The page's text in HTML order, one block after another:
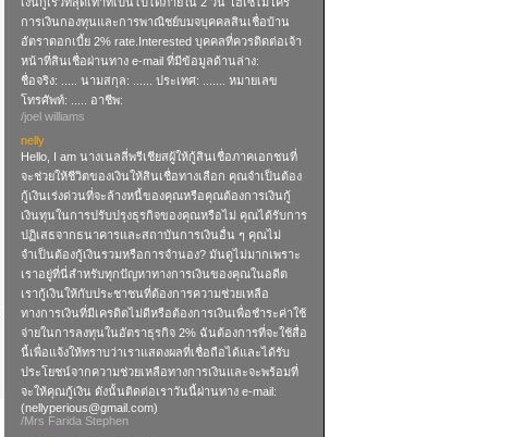
การเงินกองทุนและการพาณิชย์บมจบุคคลสินเชื่อบ้าน
อัตราดอกเบี้ย 2% rate.Interested บุคคลที่ควรติดต่อเจ้า
หน้าที่สินเชื่อผ่านทาง e-mail ที่มีข้อมูลด้านล่าง:
ชื่อจริง: ..... นามสกุล: ...... ประเทศ: ....... หมายเลข
โทรศัพท์: ..... อาชีพ:
/joel williams
nelly
Hello, I am นางเนลลี่พรีเชียสผู้ให้กู้สินเชื่อภาคเอกชนที่
จะช่วยให้ชีวิตของเงินให้สินเชื่อทางเลือก คุณจำเป็นต้อง
กู้เงินเร่งด่วนที่จะล้างหนี้ของคุณหรือคุณต้องการเงินกู้
เงินทุนในการปรับปรุงธุรกิจของคุณหรือไม่ คุณได้รับการ
ปฏิเสธจากธนาคารและสถาบันการเงินอื่น ๆ คุณไม่
จำเป็นต้องกู้เงินรวมหรือการจำนอง? มันดูไม่มากเพราะ
เราอยู่ที่นี่สำหรับทุกปัญหาทางการเงินของคุณในอดีต
เรากู้เงินให้กับประชาชนที่ต้องการความช่วยเหลือ
ทางการเงินที่มีเครดิตไม่ดีหรือต้องการเงินเพื่อชำระค่าใช้
จ่ายในการลงทุนในอัตราธุรกิจ 2% ฉันต้องการที่จะใช้สื่อ
นี้เพื่อแจ้งให้ทราบว่าเราแสดงผลที่เชื่อถือได้และได้รับ
ประโยชน์จากความช่วยเหลือทางการเงินและจะพร้อมที่
จะให้คุณกู้เงิน ดังนั้นติดต่อเราวันนี้ผ่านทาง e-mail:
(nellyperious@gmail.com)
/Mrs Farida Stephen